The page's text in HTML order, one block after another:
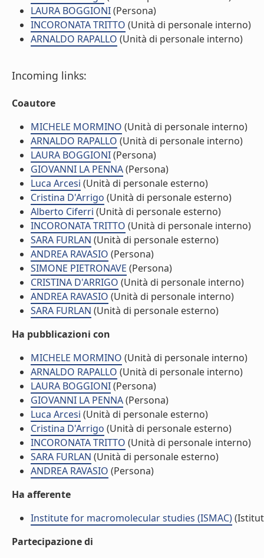
LAURA BOGGIONI(Persona)
INCORONATA TRITTO (Unità di personale interno)
ARNALDO RAPALLO (Unità di personale interno)
Incoming links:
Coautore
MICHELE MORMINO (Unità di personale interno)
ARNALDO RAPALLO (Unità di personale interno)
LAURA BOGGIONI(Persona)
GIOVANNI LA PENNA(Persona)
Luca Arcesi (Unità di personale esterno)
Cristina D'Arrigo (Unità di personale esterno)
Alberto Ciferri (Unità di personale esterno)
INCORONATA TRITTO (Unità di personale interno)
SARA FURLAN (Unità di personale esterno)
ANDREA RAVASIO (Persona)
SIMONE PIETRONAVE (Persona)
CRISTINA D'ARRIGO (Unità di personale interno)
ANDREA RAVASIO (Unità di personale interno)
SARA FURLAN (Unità di personale esterno)
Ha pubblicazioni con
MICHELE MORMINO (Unità di personale interno)
ARNALDO RAPALLO (Unità di personale interno)
LAURA BOGGIONI(Persona)
GIOVANNI LA PENNA(Persona)
Luca Arcesi (Unità di personale esterno)
Cristina D'Arrigo (Unità di personale esterno)
INCORONATA TRITTO (Unità di personale interno)
SARA FURLAN (Unità di personale esterno)
ANDREA RAVASIO (Persona)
Ha afferente
Institute for macromolecular studies (ISMAC)
Partecipazione di